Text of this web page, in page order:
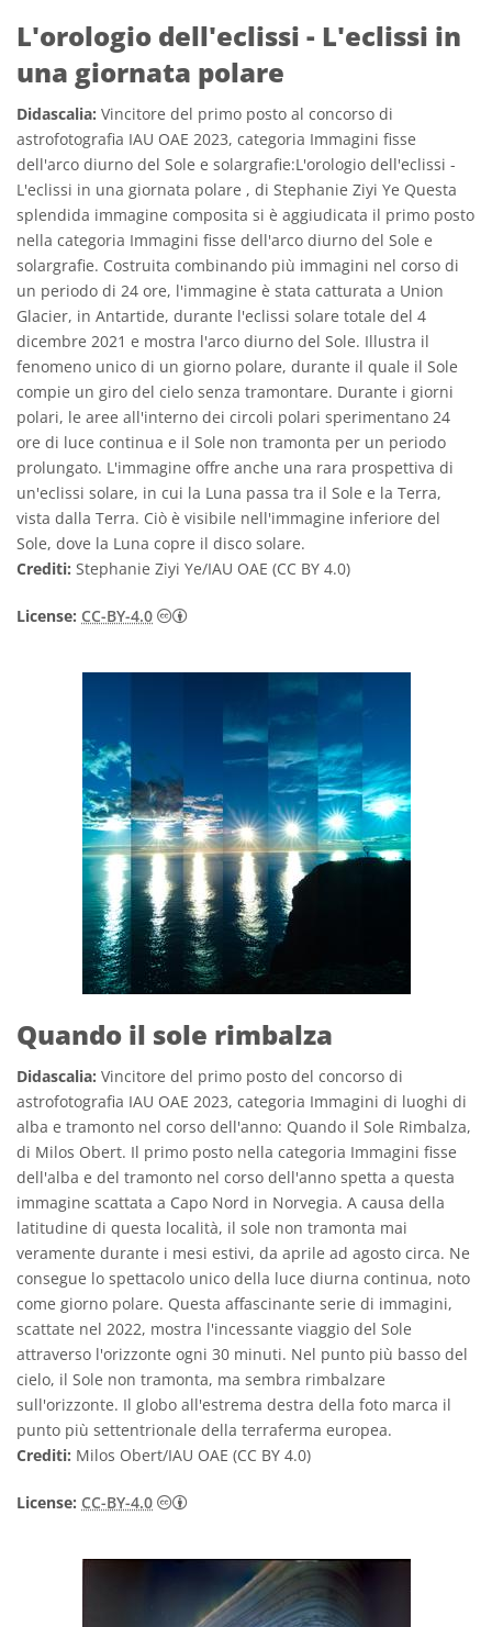
L'orologio dell'eclissi - L'eclissi in
una giornata polare
Didascalia: Vincitore del primo posto al concorso di
astrofotografia IAU OAE 2023, categoria Immagini fisse
dell'arco diurno del Sole e solargrafie:L'orologio dell'eclissi -
L'eclissi in una giornata polare , di Stephanie Ziyi Ye Questa
splendida immagine composita si è aggiudicata il primo posto
nella categoria Immagini fisse dell'arco diurno del Sole e
solargrafie. Costruita combinando più immagini nel corso di
un periodo di 24 ore, l'immagine è stata catturata a Union
Glacier, in Antartide, durante l'eclissi solare totale del 4
dicembre 2021 e mostra l'arco diurno del Sole. Illustra il
fenomeno unico di un giorno polare, durante il quale il Sole
compie un giro del cielo senza tramontare. Durante i giorni
polari, le aree all'interno dei circoli polari sperimentano 24
ore di luce continua e il Sole non tramonta per un periodo
prolungato. L'immagine offre anche una rara prospettiva di
un'eclissi solare, in cui la Luna passa tra il Sole e la Terra,
vista dalla Terra. Ciò è visibile nell'immagine inferiore del
Sole, dove la Luna copre il disco solare.
Crediti: Stephanie Ziyi Ye/IAU OAE (CC BY 4.0)
License: CC-BY-4.0 Creative Commons Attribuzione 4.0
Quando il sole rimbalza
Didascalia: Vincitore del primo posto del concorso di
astrofotografia IAU OAE 2023, categoria Immagini di luoghi di
alba e tramonto nel corso dell'anno: Quando il Sole Rimbalza,
di Milos Obert. Il primo posto nella categoria Immagini fisse
dell'alba e del tramonto nel corso dell'anno spetta a questa
immagine scattata a Capo Nord in Norvegia. A causa della
latitudine di questa località, il sole non tramonta mai
veramente durante i mesi estivi, da aprile ad agosto circa. Ne
consegue lo spettacolo unico della luce diurna continua, noto
come giorno polare. Questa affascinante serie di immagini,
scattate nel 2022, mostra l'incessante viaggio del Sole
attraverso l'orizzonte ogni 30 minuti. Nel punto più basso del
cielo, il Sole non tramonta, ma sembra rimbalzare
sull'orizzonte. Il globo all'estrema destra della foto marca il
punto più settentrionale della terraferma europea.
Crediti: Milos Obert/IAU OAE (CC BY 4.0)
License: CC-BY-4.0 Creative Commons Attribuzione 4.0